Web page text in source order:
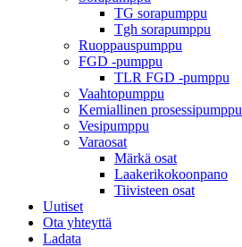
TG sorapumppu
Tgh sorapumppu
Ruoppauspumppu
FGD -pumppu
TLR FGD -pumppu
Vaahtopumppu
Kemiallinen prosessipumppu
Vesipumppu
Varaosat
Märkä osat
Laakerikokoonpano
Tiivisteen osat
Uutiset
Ota yhteyttä
Ladata